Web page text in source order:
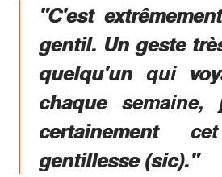
"C'est
gentil. Un geste
quelqu'un qui
chaque semaine,
certainement
gentillesse (sic)."